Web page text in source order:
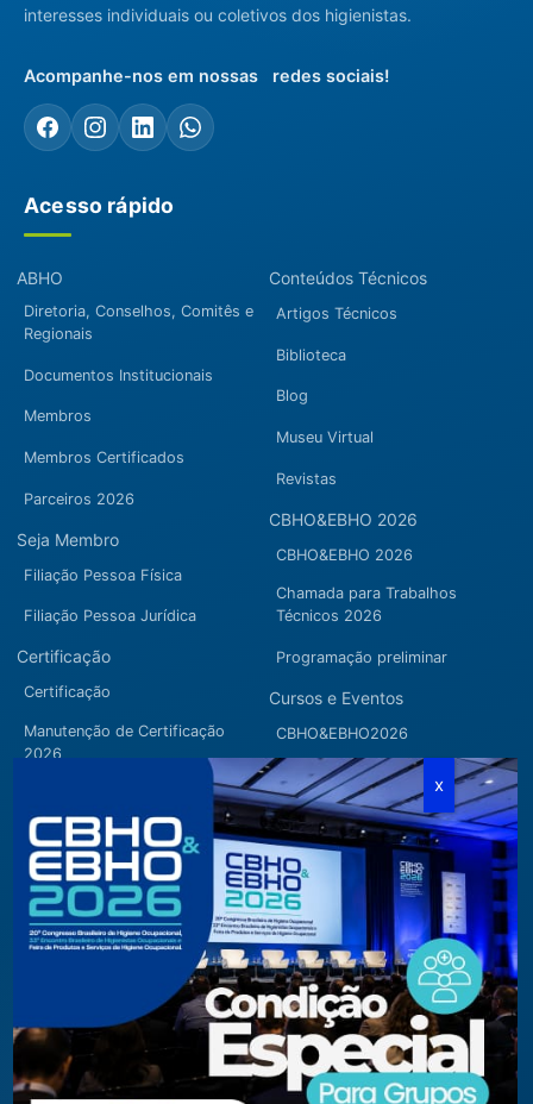
interesses individuais ou coletivos dos higienistas.
Acompanhe-nos em nossas redes sociais!
Acesso rápido
ABHO
Diretoria, Conselhos, Comitês e
Regionais
Documentos Institucionais
Membros
Membros Certificados
Parceiros 2026
Seja Membro
Filiação Pessoa Física
Filiação Pessoa Jurídica
Certificação
Certificação
Manutenção de Certificação
2026
Conteúdos Técnicos
Artigos Técnicos
Biblioteca
Blog
Museu Virtual
Revistas
CBHO&EBHO 2026
CBHO&EBHO 2026
Chamada para Trabalhos
Técnicos 2026
Programação preliminar
Cursos e Eventos
CBHO&EBHO2026
Cursos Modulares
Eventos Apoiados
Eventos Regionais
Loja
Fone/Fax: